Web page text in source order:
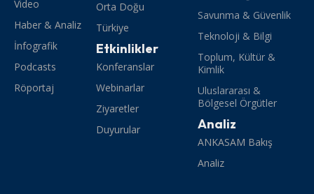
Video
Haber & Analiz
İnfografik
Podcasts
Röportaj
Orta Doğu
Türkiye
Etkinlikler
Konferanslar
Webinarlar
Ziyaretler
Duyurular
Savunma & Güvenlik
Teknoloji & Bilgi
Toplum, Kültür &
Kimlik
Uluslararası &
Bölgesel Örgütler
Analiz
ANKASAM Bakış
Analiz